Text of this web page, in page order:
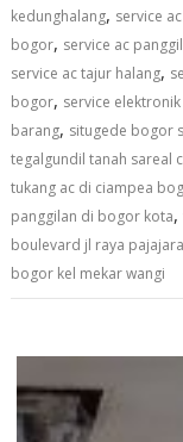
kedunghalang, service
bogor, service ac
service ac tajur halang,
bogor, service
barang, situgede bogor
tegalgundil tanah sareal
tukang ac di ciampea
panggilan di bogor kota,
boulevard jl raya
bogor kel mekar wangi